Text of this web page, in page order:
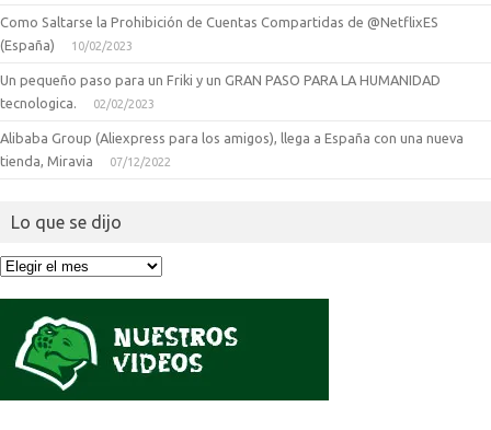
Como Saltarse la Prohibición de Cuentas Compartidas de @NetflixES
(España)
10/02/2023
Un pequeño paso para un Friki y un GRAN PASO PARA LA HUMANIDAD
tecnologica.
02/02/2023
Alibaba Group (Aliexpress para los amigos), llega a España con una nueva
tienda, Miravia
07/12/2022
Lo que se dijo
Lo